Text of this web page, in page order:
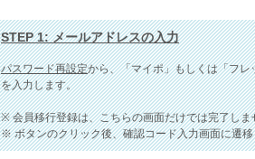
STEP 1: メールアドレスの入力
パスワード再設定から、「マイポ」もしくは「フ
を入力します。
※ 会員移行登録は、こちらの画面だけでは完了しま
※ ボタンのクリック後、確認コード入力画面に遷